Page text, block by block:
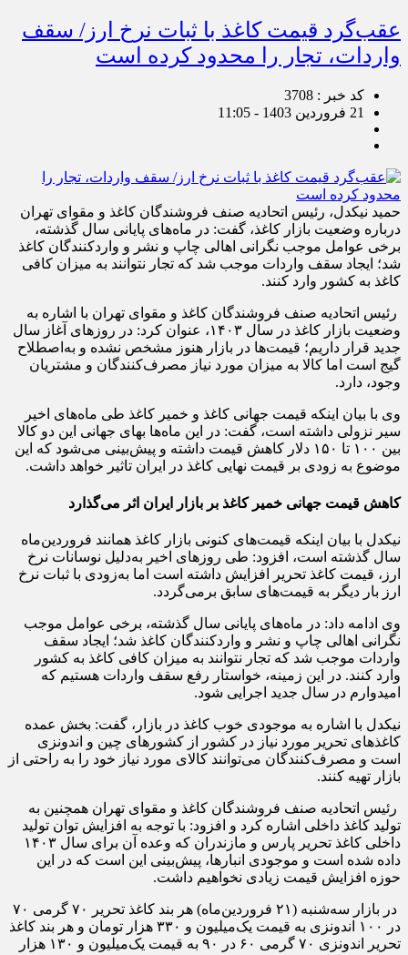
عقب‌گرد قیمت‌ کاغذ با ثبات نرخ ارز/ سقف
واردات، تجار را محدود کرده است
کد خبر : 3708
21 فروردین 1403 - 11:05
حمید نیکدل، رئیس اتحادیه صنف فروشندگان کاغذ و مقوای تهران
درباره وضعیت بازار کاغذ، گفت: در ماه‌های پایانی سال گذشته،
برخی عوامل موجب نگرانی اهالی چاپ و نشر و واردکنندگان کاغذ
شد؛ ایجاد سقف واردات موجب شد که تجار نتوانند به میزان کافی
کاغذ به کشور وارد کنند.
رئیس اتحادیه صنف فروشندگان کاغذ و مقوای تهران با اشاره به
وضعیت بازار کاغذ در سال ۱۴۰۳، عنوان کرد: در روزهای آغاز سال
جدید قرار داریم؛ قیمت‌ها در بازار هنوز مشخص نشده و به‌اصطلاح
گیج است اما کالا به میزان مورد نیاز مصرف‌کنندگان و مشتریان
وجود، دارد.
وی با بیان اینکه قیمت جهانی کاغذ و خمیر کاغذ طی ماه‌های اخیر
سیر نزولی داشته است، گفت: در این ماه‌ها بهای جهانی این دو کالا
بین ۱۰۰ تا ۱۵۰ دلار کاهش قیمت داشته و پیش‌بینی می‌شود که این
موضوع به زودی بر قیمت نهایی کاغذ در ایران تاثیر خواهد داشت.
کاهش قیمت جهانی خمیر کاغذ بر بازار ایران اثر می‌گذارد
نیکدل با بیان اینکه قیمت‌های کنونی بازار کاغذ همانند فروردین‌ماه
سال گذشته است، افزود: طی روزهای اخیر به‌دلیل نوسانات نرخ
ارز، قیمت کاغذ تحریر افزایش داشته است اما به‌زودی با ثبات نرخ
ارز بار دیگر به قیمت‌های سابق برمی‌گردد.
وی ادامه داد: در ماه‌های پایانی سال گذشته، برخی عوامل موجب
نگرانی اهالی چاپ و نشر و واردکنندگان کاغذ شد؛ ایجاد سقف
واردات موجب شد که تجار نتوانند به میزان کافی کاغذ به کشور
وارد کنند. در این زمینه، خواستار رفع سقف واردات هستیم که
امیدوارم در سال جدید اجرایی شود.
نیکدل با اشاره به موجودی خوب کاغذ در بازار، گفت: بخش عمده
کاغذهای تحریر مورد نیاز در کشور از کشورهای چین و اندونزی
است و مصرف‌کنندگان می‌توانند کالای مورد نیاز خود را به راحتی از
بازار تهیه کنند.
رئیس اتحادیه صنف فروشندگان کاغذ و مقوای تهران همچنین به
تولید کاغذ داخلی اشاره کرد و افزود: با توجه به افزایش توان تولید
داخلی کاغذ تحریر پارس و مازندران که وعده آن برای سال ۱۴۰۳
داده شده است و موجودی انبارها، پیش‌بینی این است که در این
حوزه افزایش قیمت زیادی نخواهیم داشت.
در بازار سه‌شنبه (۲۱ فروردین‌ماه) هر بند کاغذ تحریر ۷۰ گرمی ۷۰
در ۱۰۰ اندونزی به قیمت یک‌میلیون و ۳۳۰ هزار تومان و هر بند کاغذ
تحریر اندونزی ۷۰ گرمی ۶۰ در ۹۰ به قیمت یک‌میلیون و ۱۳۰ هزار